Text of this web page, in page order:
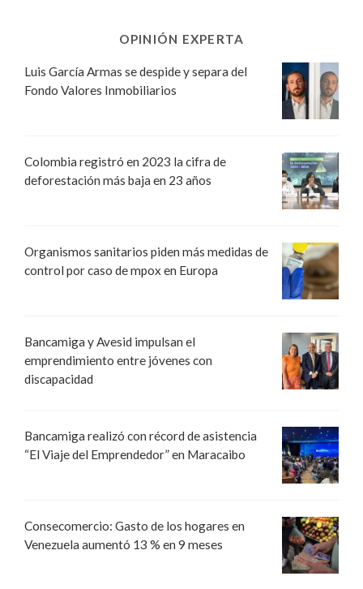
OPINIÓN EXPERTA
Luis García Armas se despide y separa del
Fondo Valores Inmobiliarios
Colombia registró en 2023 la cifra de
deforestación más baja en 23 años
Organismos sanitarios piden más medidas de
control por caso de mpox en Europa
Bancamiga y Avesid impulsan el
emprendimiento entre jóvenes con
discapacidad
Bancamiga realizó con récord de asistencia
“El Viaje del Emprendedor” en Maracaibo
Consecomercio: Gasto de los hogares en
Venezuela aumentó 13 % en 9 meses